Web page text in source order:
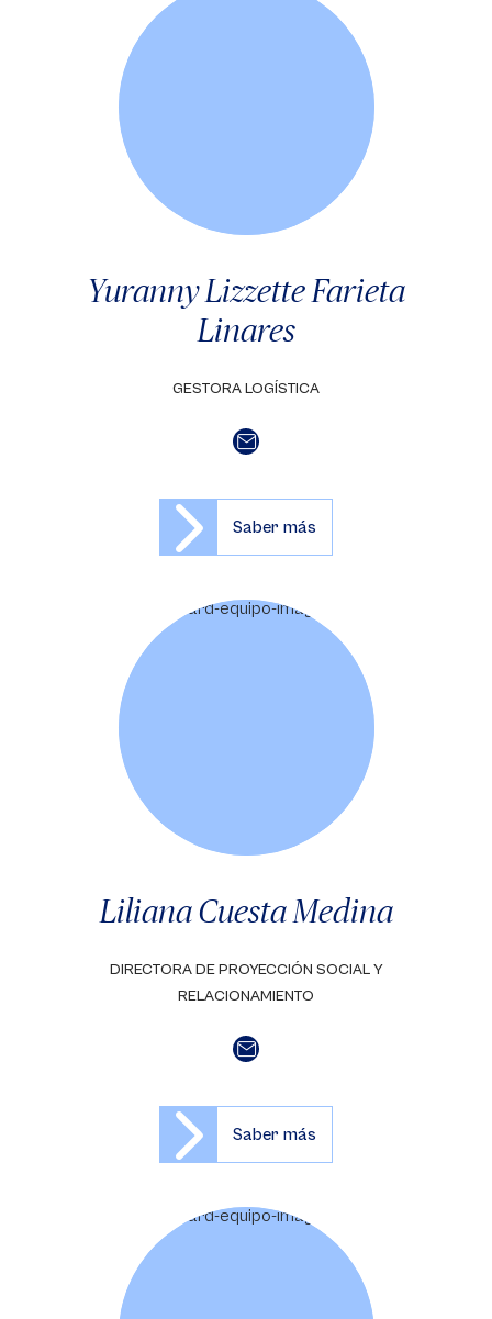
Yuranny Lizzette Farieta
Linares
GESTORA LOGÍSTICA
Saber más
Liliana Cuesta Medina
DIRECTORA DE PROYECCIÓN SOCIAL Y
RELACIONAMIENTO
Saber más